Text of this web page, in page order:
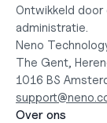
Ontwikkeld
administratie.
Neno
The Gent,
1016 BS
Over ons